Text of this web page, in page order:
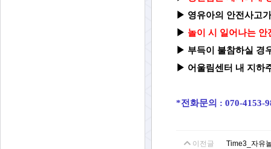
▶ 영유아의 안전사고
▶ 놀이 시 일어나는
▶ 부득이 불참하실 경
▶ 어울림센터 내 지하
*전화문의 : 070-4153-
이전글 Time3_자유